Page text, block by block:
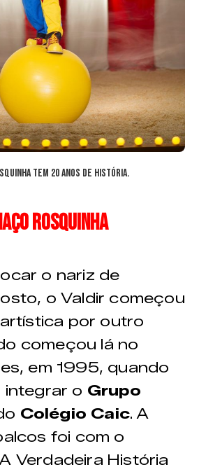
tem 20 anos de história.
Rosquinha
o nariz de
o Valdir começou
por outro
começou lá no
em 1995, quando
integrar o Grupo
Colégio Caic. A
foi com o
Verdadeira História